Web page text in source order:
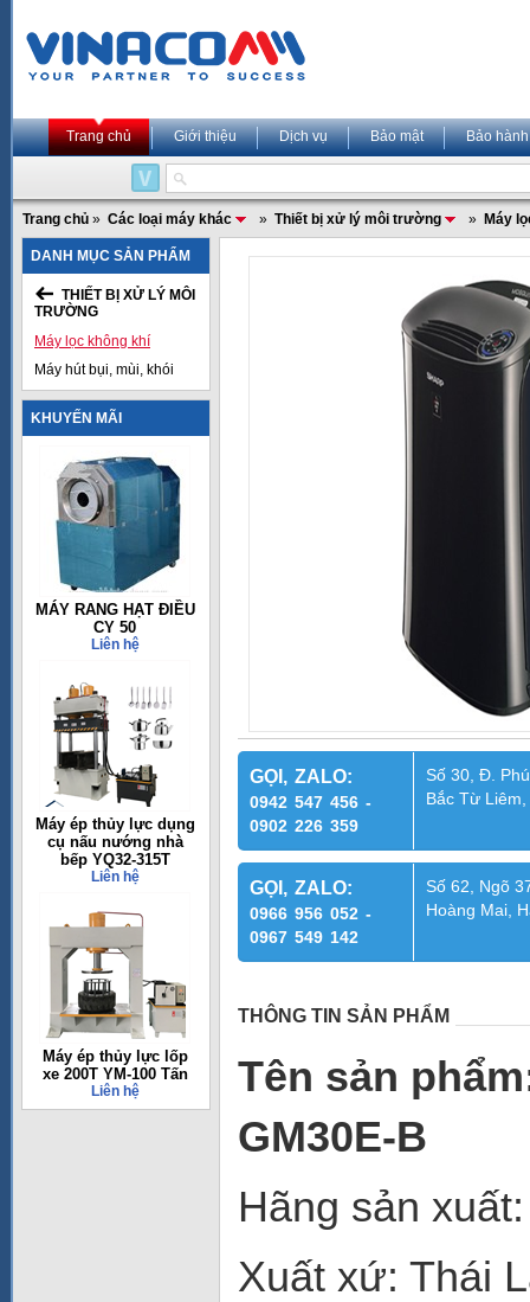
Trang chủ Giới thiệu Dịch vụ Bảo mật Bảo hành
Trang chủ » Các loại máy khác » Thiết bị xử lý môi trường » Máy
DANH MỤC SẢN PHẨM
THIẾT BỊ XỬ LÝ MÔI
TRƯỜNG
Máy lọc không khí
Máy hút bụi, mùi, khói
KHUYẾN MÃI
MÁY RANG HẠT ĐIỀU
CY 50
Liên hệ
Máy ép thủy lực dụng
cụ nấu nướng nhà
bếp YQ32-315T
Liên hệ
Máy ép thủy lực lốp
xe 200T YM-100 Tấn
Liên hệ
GỌI, ZALO:
0942 547 456 -
0902 226 359
Số 30, Đ.
Bắc Từ
GỌI, ZALO:
0966 956 052 -
0967 549 142
Số 62, Ngõ
Hoàng Mai,
THÔNG TIN SẢN PHẨM
Tên sản
GM30E-B
Hãng sản
Xuất xứ: Thái